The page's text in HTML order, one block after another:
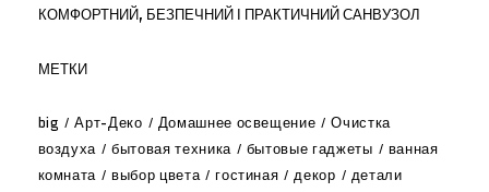
КОМФОРТНИЙ, БЕЗПЕЧНИЙ І ПРАКТИЧНИЙ САНВУЗОЛ
МЕТКИ
big Арт-Деко Домашнее освещение
Очистка
воздуха
бытовая техника бытовые гаджеты
ванная
комната
выбор цвета гостиная декор
детали